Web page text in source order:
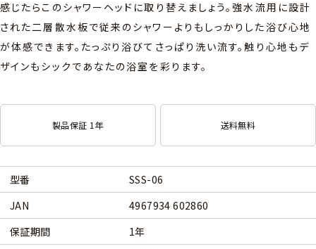
感じたらこのシャワーヘッドに取り替えましょう。強水流用に設計
された二層散水板で従来のシャワーよりもしっかりした浴び心地
が体感できます。たっぷり浴びてさっぱり洗い流す。触り心地もデ
ザインもシックであなたの浴室を彩ります。
製品保証 1年 送料無料
型番
SSS-06
JAN
4967934 602860
保証期間
1年